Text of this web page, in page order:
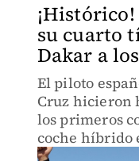
su cuarto
Dakar a
El piloto
Cruz hicieron
los primeros
coche híbrido